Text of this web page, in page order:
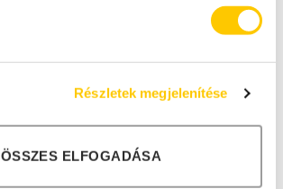
Részletek megjelenítése
ÖSSZES ELFOGADÁSA